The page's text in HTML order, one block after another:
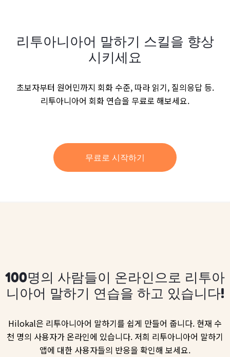
리투아니아어 말하기 스킬을 향상
시키세요
초보자부터 원어민까지 회화 수준, 따라 읽기, 질의응답 등.
리투아니아어 회화 연습을 무료로 해보세요.
무료로 시작하기
100명의 사람들이 온라인으로 리투아
니아어 말하기 연습을 하고 있습니다!
Hilokal은 리투아니아어 말하기를 쉽게 만들어 줍니다. 현재 수
천 명의 사용자가 온라인에 있습니다. 저희 리투아니아어 말하기
앱에 대한 사용자들의 반응을 확인해 보세요.